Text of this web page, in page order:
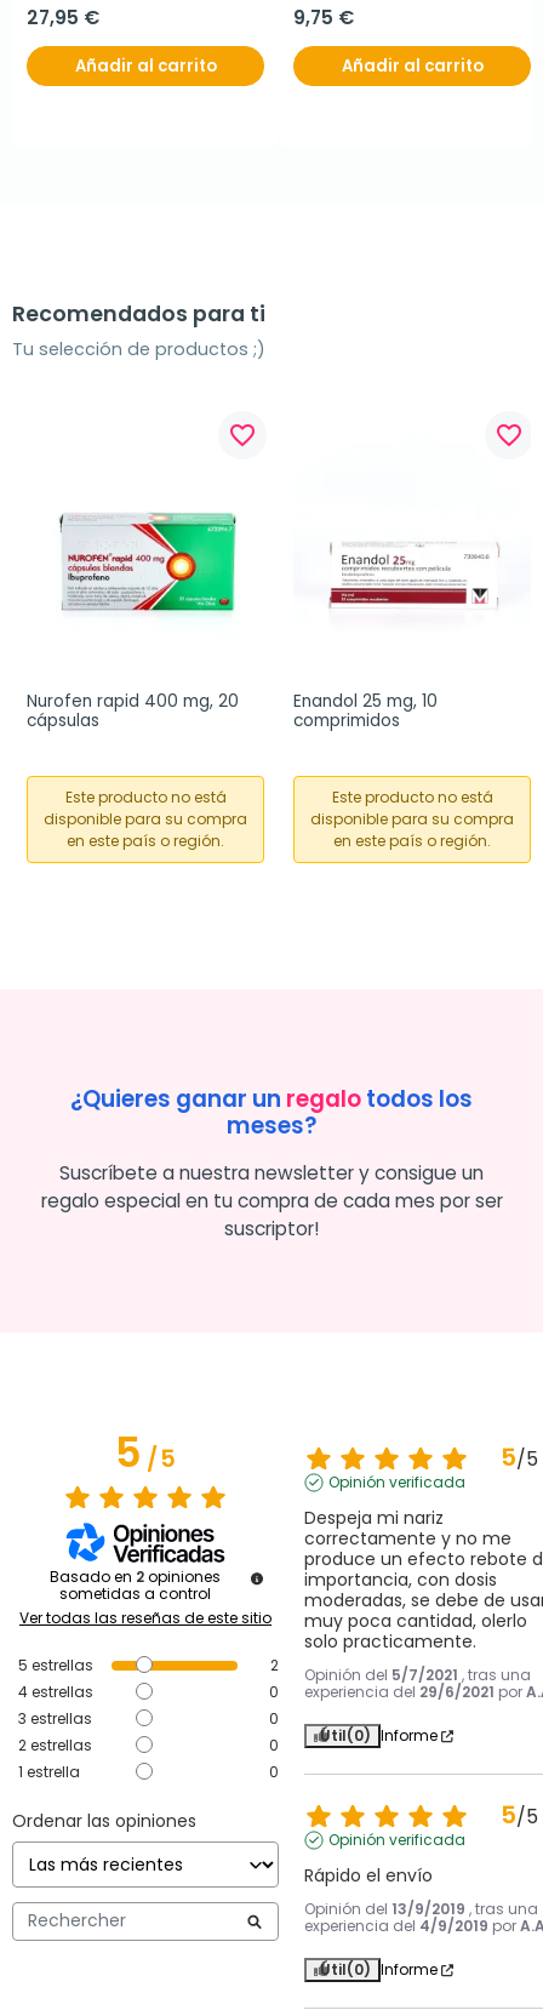
27,95 €
Añadir al carrito
9,75 €
Añadir al carrito
Recomendados para ti
Tu selección de productos ;)
favorite_border
Nurofen rapid 400 mg, 20
cápsulas
Este producto no está
disponible para su compra
en este país o región.
favorite_border
Enandol 25 mg, 10
comprimidos
Este producto no está
disponible para su compra
en este país o región.
¿Quieres ganar un regalotodos los
meses?
Suscríbete a nuestra newsletter y consigue un
regalo especial en tu compra de cada mes por ser
suscriptor!
5/5
Basado en 2 opiniones
sometidas a control
Ver todas las reseñas de este sitio
5 estrellas
2
4estrellas
0
3 estrellas
0
2estrellas
0
1 estrella 0
Ordenar las opiniones
5/5
Opinión verificada
Despeja mi nariz
correctamente y no me
produce un efecto rebote
importancia, con dosis
moderadas, se debe de
muy poca cantidad, olerlo
solo practicamente.
Opinión del 5/7/2021 , tras una
experiencia del 29/6/2021 por
Útil(0) Informe
5/5
Opinión verificada
Rápido el envío
Opinión del 13/9/2019 , tras una
experiencia del 4/9/2019 por
Útil(0) Informe